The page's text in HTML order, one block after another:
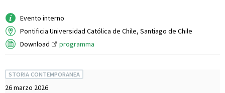
Evento interno
Pontificia Universidad Católica de Chile, Santiago de Chile
Download
programma
STORIA CONTEMPORANEA
26 marzo 2026